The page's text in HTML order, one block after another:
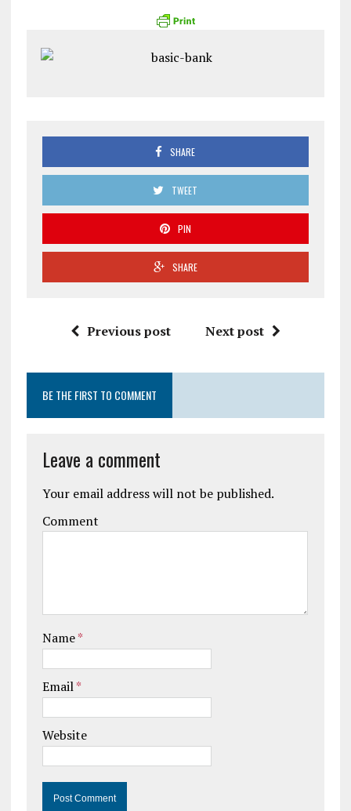
SHARE
TWEET
PIN
SHARE
Previous post Next post
BE THE FIRST TO COMMENT
Leave a comment
Your email address will not be published.
Comment
Name*
Email*
Website